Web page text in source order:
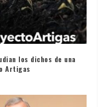
los dichos de una
Artigas